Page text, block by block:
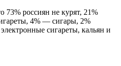
россиян не курят, 21%
4% — сигары, 2%
сигареты, кальян и